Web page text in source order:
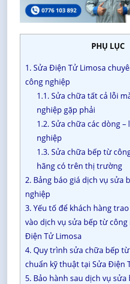
PHỤ LỤC
1. Sửa Điện Tử Limosa
công nghiệp
1.1. Sửa chữa tất cả lỗi
nghiệp gặp phải
1.2. Sửa chữa các dòng
nghiệp
1.3. Sửa chữa bếp từ
hãng có trên thị trường
2. Bảng báo giá dịch vụ sửa
nghiệp
3. Yếu tố để khách hàng
vào dịch vụ sửa bếp từ công
Điện Tử Limosa
4. Quy trình sửa chữa bếp
chuẩn kỹ thuật tại Sửa Điện
5. Bảo hành sau dịch vụ